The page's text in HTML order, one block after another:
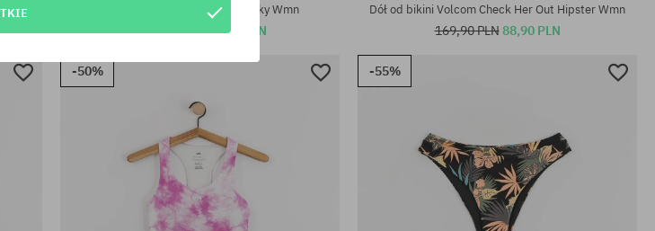
Dół od bikini RVCA Freya Cheeky Wmn
199,90 PLN109,90 PLN
Dół od bikini Volcom Check Her Out Hipster Wmn
169,90 PLN88,90 PLN
-50% -55%